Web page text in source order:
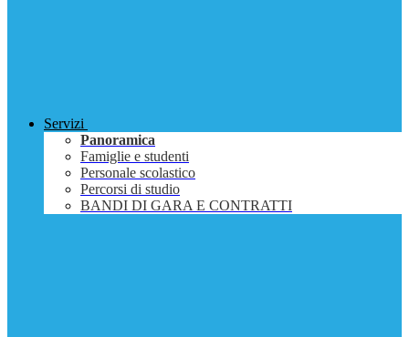
Servizi
Panoramica
Famiglie e studenti
Personale scolastico
Percorsi di studio
BANDI DI GARA E CONTRATTI